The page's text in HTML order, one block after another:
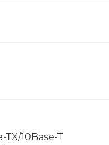
TX/10Base-T